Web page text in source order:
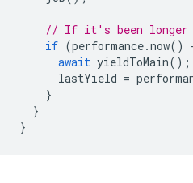
// If it's been longer
if (performance.now()
await yieldToMain();
lastYield =
}
}
}